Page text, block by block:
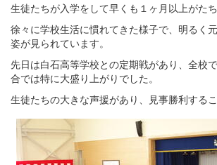
生徒たちが入学をして早くも１ヶ月以上がたち
徐々に学校生活に慣れてきた様子で、明るく
姿が見られています。
先日は白石高等学校との定期戦があり、全校
合では特に大盛り上がりでした。
生徒たちの大きな声援があり、見事勝利する